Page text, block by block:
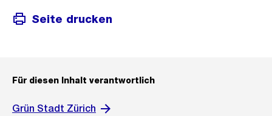
Seite drucken
Für diesen Inhalt verantwortlich
Grün Stadt Zürich